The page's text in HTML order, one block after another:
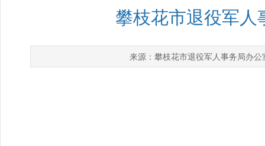
攀枝花市退役军人
来源： 攀枝花市退役军人事务局办公